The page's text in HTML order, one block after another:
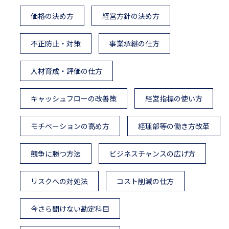
価格の決め方 経営方針の決め方
不正防止・対策 事業承継の仕方
人材育成・評価の仕方
キャッシュフローの改善策 経営指標の使い方
モチベーションの高め方 経理部等の働き方改革
競争に勝つ方法 ビジネスチャンスの広げ方
リスクへの対処法 コスト削減の仕方
今さら聞けない勘定科目